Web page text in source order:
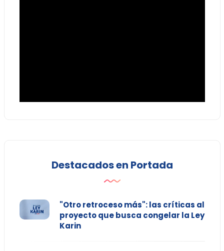
Destacados en Portada
"Otro retroceso más": las críticas al
proyecto que busca congelar la Ley
Karin